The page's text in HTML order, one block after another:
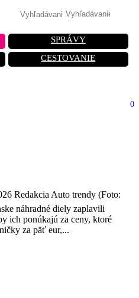
SPRÁVY
CESTOVANIE
0
Redakcia Auto trendy (Foto:
náhradné diely zaplavili
ich ponúkajú za ceny, ktoré
za päť eur,...